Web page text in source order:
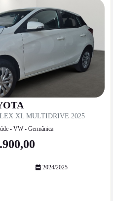
XL MULTIDRIVE 2025
- VW - Germânica
2024/2025